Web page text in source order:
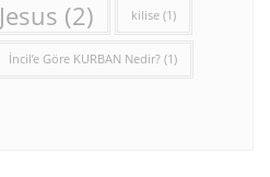
Jesus (2) kilise (1)
İncil’e Göre KURBAN Nedir? (1)